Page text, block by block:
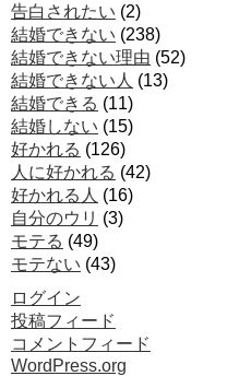
告白されたい (2)
結婚できない (238)
結婚できない理由 (52)
結婚できない人 (13)
結婚できる (11)
結婚しない (15)
好かれる (126)
人に好かれる (42)
好かれる人 (16)
自分のウリ (3)
モテる (49)
モテない (43)
ログイン
投稿フィード
コメントフィード
WordPress.org